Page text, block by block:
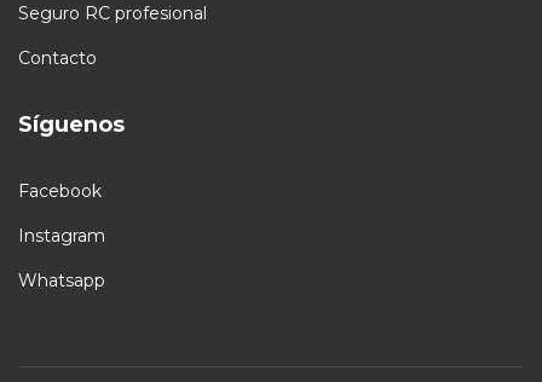
Seguro RC profesional
Contacto
Síguenos
Facebook
Instagram
Whatsapp